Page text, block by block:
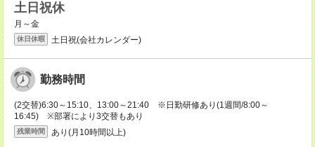
土日祝休
月～金
休日休暇 土日祝(会社カレンダー)
勤務時間
(2交替)6:30～15:10、13:00～21:40 ※日勤研修あり(1週間/8:00～
16:45) ※部署により3交替もあり
残業時間 あり(月10時間以上)